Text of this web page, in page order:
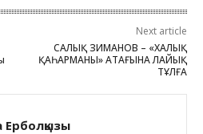
Next article
САЛЫҚ ЗИМАНОВ – «ХАЛЫҚ
ҚАҺАРМАНЫ» АТАҒЫНА ЛАЙЫҚ
ТҰЛҒА
Ерболқызы